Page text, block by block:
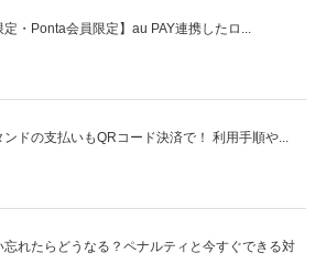
定・Ponta会員限定】au PAY連携したロ...
ンドの支払いもQRコード決済で！ 利用手順や...
忘れたらどうなる？ペナルティと今すぐできる対